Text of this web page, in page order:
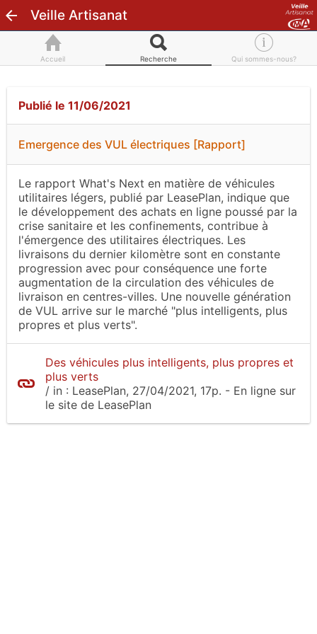
Veille Artisanat
Accueil Recherche Qui sommes-nous?
Publié le 11/06/2021
Emergence des VUL électriques [Rapport]
Le rapport What's Next en matière de véhicules
utilitaires légers, publié par LeasePlan, indique que
le développement des achats en ligne poussé par la
crise sanitaire et les confinements, contribue à
l'émergence des utilitaires électriques. Les
livraisons du dernier kilomètre sont en constante
progression avec pour conséquence une forte
augmentation de la circulation des véhicules de
livraison en centres-villes. Une nouvelle génération
de VUL arrive sur le marché "plus intelligents, plus
propres et plus verts".
Des véhicules plus intelligents, plus propres et
plus verts
/ in : LeasePlan, 27/04/2021, 17p. - En ligne sur
le site de LeasePlan